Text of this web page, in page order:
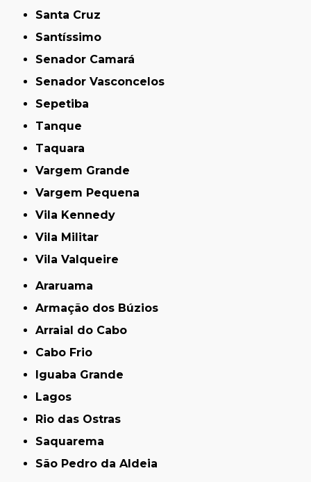
Santa Cruz
Santíssimo
Senador Camará
Senador Vasconcelos
Sepetiba
Tanque
Taquara
Vargem Grande
Vargem Pequena
Vila Kennedy
Vila Militar
Vila Valqueire
Araruama
Armação dos Búzios
Arraial do Cabo
Cabo Frio
Iguaba Grande
Lagos
Rio das Ostras
Saquarema
São Pedro da Aldeia